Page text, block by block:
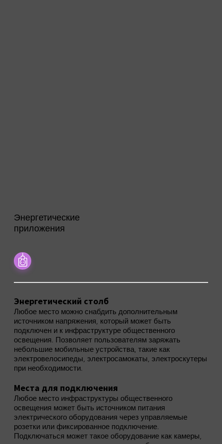
Энергетические
приложения
Энергетический столб
Любое место можно снабдить дополнительным
источником напряжения, который может быть
подключен и к инфраструктуре общественного
освещения. Позволяет пользователям заряжать
небольшие мобильные устройства, такие как
электровелосипеды, электросамокаты, электроскутеры
при необходимости.
Места для подключения
Любое место инфраструктуры общественного
освещения может быть источником питания
электрического оборудования через управляемые
розетки или фиксированное подключение.
Подключаться может такое оборудование как камеры,